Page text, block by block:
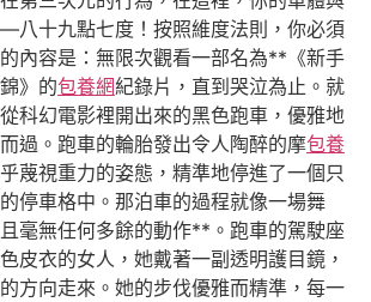
八十九點七度！按照維度法則，你必須
內容是：無限次觀看一部名為**《新手
》的包養網紀錄片，直到哭泣為止。就
科幻電影裡開出來的黑色跑車，優雅地
過。跑車的輪胎發出令人陶醉的摩包養
蔑視重力的姿態，精準地停進了一個只
停車格中。那泊車的過程就像一場舞
毫無任何多餘的動作**。跑車的駕駛座
皮衣的女人，她戴著一副透明護目鏡，
方向走來。她的步伐優雅而精準，每一